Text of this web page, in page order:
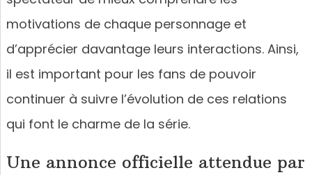
motivations de chaque personnage et
d’apprécier davantage leurs interactions. Ainsi,
il est important pour les fans de pouvoir
continuer à suivre l’évolution de ces relations
qui font le charme de la série.
Une annonce officielle attendue par